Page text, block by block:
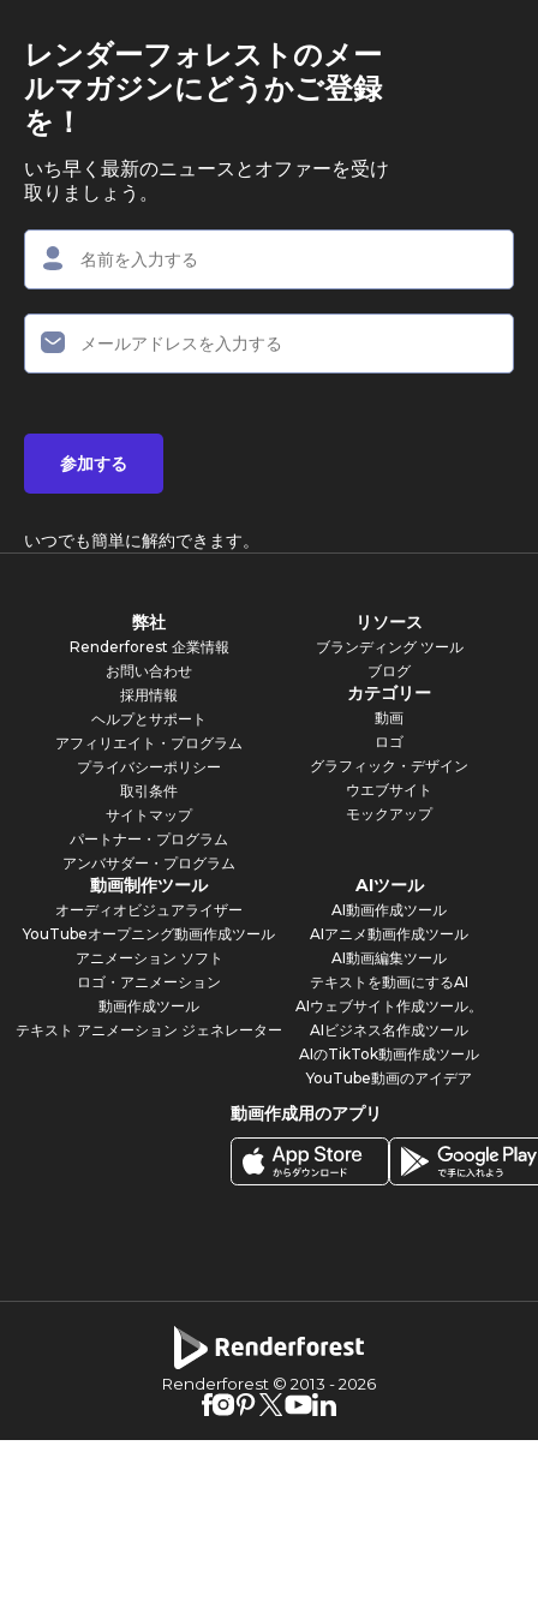
レンダーフォレストのメー
ルマガジンにどうかご登録
を！
いち早く最新のニュースとオファーを受け
取りましょう。
参加する
いつでも簡単に解約できます。
弊社
Renderforest 企業情報
お問い合わせ
採用情報
ヘルプとサポート
アフィリエイト・プログラム
プライバシーポリシー
取引条件
サイトマップ
パートナー・プログラム
アンバサダー・プログラム
リソース
ブランディング ツール
ブログ
カテゴリー
動画
ロゴ
グラフィック・デザイン
ウエブサイト
モックアップ
動画制作ツール
オーディオビジュアライザー
YouTubeオープニング動画作成ツール
アニメーション ソフト
ロゴ・アニメーション
動画作成ツール
テキスト アニメーション ジェネレーター
AIツール
AI動画作成ツール
AIアニメ動画作成ツール
AI動画編集ツール
テキストを動画にするAI
AIウェブサイト作成ツール。
AIビジネス名作成ツール
AIのTikTok動画作成ツール
YouTube動画のアイデア
動画作成用のアプリ
Renderforest © 2013 -2026